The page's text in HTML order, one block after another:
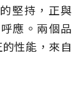
堅持，正與
應。兩個品
性能，來自